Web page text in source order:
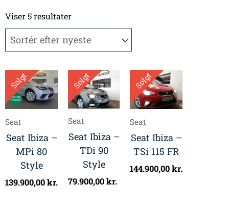
Viser 5 resultaterefter
Solgt
Seat
Seat Ibiza –
MPi 80
Style
139.900,00kr.
Solgt
Seat
Seat Ibiza –
TDi 90
Style
79.900,00kr.
Solgt
Seat
Seat Ibiza –
TSi 115 FR
144.900,00kr.